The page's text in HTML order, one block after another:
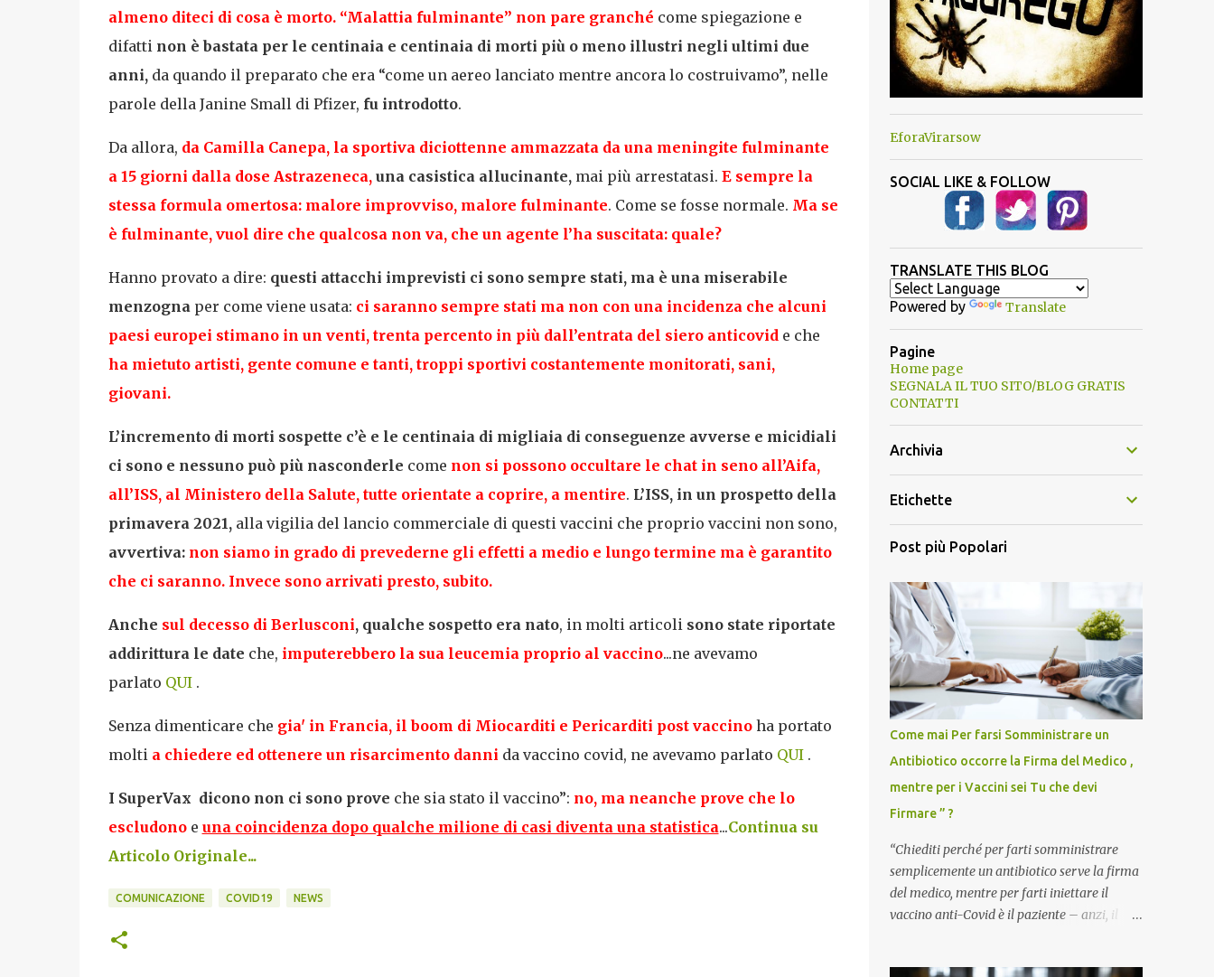
almeno diteci di cosa è morto. “Malattia fulminante” non pare granché come spiegazione e
difattinon è bastata per le centinaia e centinaia di morti più o meno illustri negli ultimi due
anni,da quando il preparato che era “come un aereo lanciato mentre ancora lo costruivamo”, nelle
parole della Janine Small di Pfizer, fu introdotto.
Da allora, da Camilla Canepa, la sportiva diciottenne ammazzata da una meningite fulminante
a 15 giorni dalla dose Astrazeneca, una casistica allucinante,mai più arrestatasi. E sempre la
stessa formula omertosa: malore improvviso, malore fulminante. Come se fosse normale. Ma se
è fulminante, vuol dire che qualcosa non va, che un agente l’ha suscitata: quale?
Hanno provato a dire: questi attacchi imprevisti ci sono sempre stati, ma è una miserabile
menzognaper come viene usata: ci saranno sempre stati ma non con una incidenza che alcuni
paesi europei stimano in un venti, trenta percento in più dall’entrata del siero anticovide che
ha mietuto artisti, gente comune e tanti, troppi sportivi costantemente monitorati, sani,
giovani.
L’incremento di morti sospette c’è e le centinaia di migliaia di conseguenze avverse e micidiali
ci sono e nessuno può più nasconderle come non si possono occultare le chat in seno all’Aifa,
all’ISS, al Ministero della Salute, tutte orientate a coprire, a mentire. L’ISS, in un prospetto della
primavera 2021,alla vigilia del lancio commerciale di questi vaccini che proprio vaccini non sono,
avvertiva: non siamo in grado di prevederne gli effetti a medio e lungo termine ma è garantito
che ci saranno. Invece sono arrivati presto, subito.
Anche sul decesso di Berlusconi, qualche sospetto era nato, in molti articoli sono state riportate
addirittura le date che, imputerebbero la sua leucemia proprio al vaccino...ne avevamo
parlato QUI.
Senza dimenticare che gia' in Francia, il boom di Miocarditi e Pericarditi post vaccinoha portato
moltia chiedere ed ottenere un risarcimento danni da vaccino covid, ne avevamo parlato QUI.
I SuperVax dicono non ci sono prove che sia stato il vaccino”: no, ma neanche prove che lo
escludonoe una coincidenza dopo qualche milione di casi diventa una statistica...Continua su
Articolo Originale...
COMUNICAZIONE COVID19 NEWS
EforaVirarsow
SOCIAL LIKE & FOLLOW
TRANSLATE THIS BLOG
Powered by Translate
Pagine
Home page
SEGNALA IL TUO SITO/BLOG GRATIS
CONTATTI
Archivia
Etichette
Post più Popolari
Come mai Per farsi Somministrare un
Antibiotico occorre la Firma del Medico ,
mentre per i Vaccini sei Tu che devi
Firmare ” ?
“Chiediti perché per farti somministrare
semplicemente un antibiotico serve la firma
del medico, mentre per farti iniettare il
vaccino anti-Covid è il paziente – anzi, il